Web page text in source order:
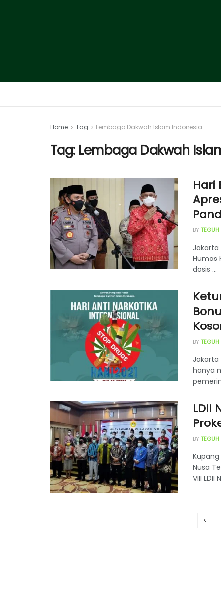
Home Tag Lembaga Dakwah Islam Indonesia
Tag: Lembaga Dakwah
Hari
BY TEGUH
Jakarta
Humas
dosis ...
BY TEGUH
Jakarta
hanya
LDII
BY TEGUH
Nusa
VIII LDII